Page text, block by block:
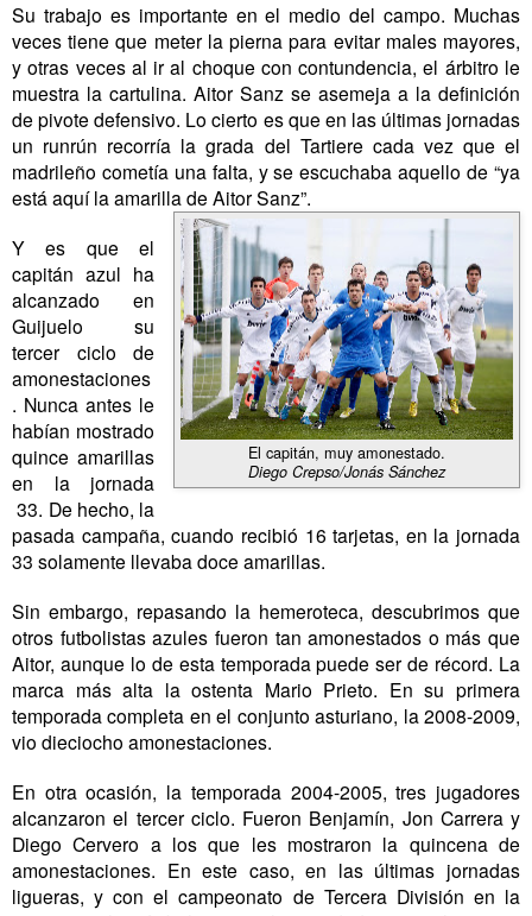
Su trabajo es importante en el medio del campo. Muchas
veces tiene que meter la pierna para evitar males mayores,
y otras veces al ir al choque con contundencia, el árbitro le
muestra la cartulina. Aitor Sanz se asemeja a la definición
de pivote defensivo. Lo cierto es que en las últimas jornadas
un runrún recorría la grada del Tartiere cada vez que el
madrileño cometía una falta, y se escuchaba aquello de “ya
está aquí la amarilla de Aitor Sanz”.
El capitán, muy amonestado.
Diego Crepso/Jonás Sánchez
Y es que el
capitán azul ha
alcanzado en
Guijuelo su
tercer ciclo de
amonestaciones
. Nunca antes le
habían mostrado
quince amarillas
en la jornada
33. De hecho, la
pasada campaña, cuando recibió 16 tarjetas, en la jornada
33 solamente llevaba doce amarillas.
Sin embargo, repasando la hemeroteca, descubrimos que
otros futbolistas azules fueron tan amonestados o más que
Aitor, aunque lo de esta temporada puede ser de récord. La
marca más alta la ostenta Mario Prieto. En su primera
temporada completa en el conjunto asturiano, la 2008-2009,
vio dieciocho amonestaciones.
En otra ocasión, la temporada 2004-2005, tres jugadores
alcanzaron el tercer ciclo. Fueron Benjamín, Jon Carrera y
Diego Cervero a los que les mostraron la quincena de
amonestaciones. En este caso, en las últimas jornadas
ligueras, y con el campeonato de Tercera División en la